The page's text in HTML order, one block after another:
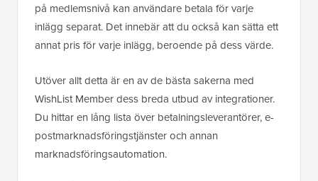
på medlemsnivå kan användare betala för varje
inlägg separat. Det innebär att du också kan sätta ett
annat pris för varje inlägg, beroende på dess värde.
Utöver allt detta är en av de bästa sakerna med
WishList Member dess breda utbud av integrationer.
Du hittar en lång lista över betalningsleverantörer, e-
postmarknadsföringstjänster och annan
marknadsföringsautomation.